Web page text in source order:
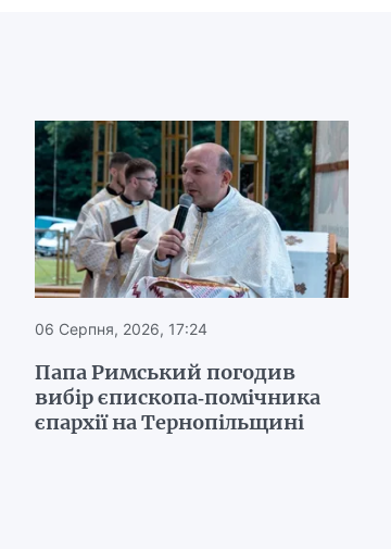
06 Серпня, 2026, 17:24
Папа Римський погодив
вибір єпископа-помічника
єпархії на Тернопільщині